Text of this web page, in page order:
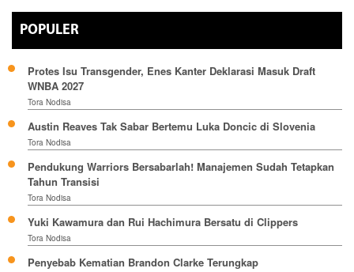
POPULER
Protes Isu Transgender, Enes Kanter Deklarasi Masuk Draft
WNBA 2027
Tora Nodisa
Austin Reaves Tak Sabar Bertemu Luka Doncic di Slovenia
Tora Nodisa
Pendukung Warriors Bersabarlah! Manajemen Sudah Tetapkan
Tahun Transisi
Tora Nodisa
Yuki Kawamura dan Rui Hachimura Bersatu di Clippers
Tora Nodisa
Penyebab Kematian Brandon Clarke Terungkap